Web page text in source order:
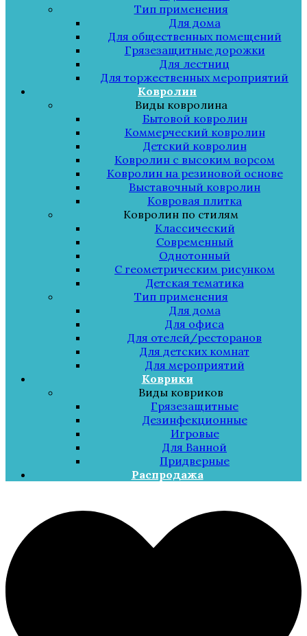
Тип применения
Для дома
Для общественных помещений
Грязезащитные дорожки
Для лестниц
Для торжественных мероприятий
Ковролин
Виды ковролина
Бытовой ковролин
Коммерческий ковролин
Детский ковролин
Ковролин с высоким ворсом
Ковролин на резиновой основе
Выставочный ковролин
Ковровая плитка
Ковролин по стилям
Классический
Современный
Однотонный
С геометрическим рисунком
Детская тематика
Тип применения
Для дома
Для офиса
Для отелей/ресторанов
Для детских комнат
Для мероприятий
Коврики
Виды ковриков
Грязезащитные
Дезинфекционные
Игровые
Для Ванной
Придверные
Распродажа